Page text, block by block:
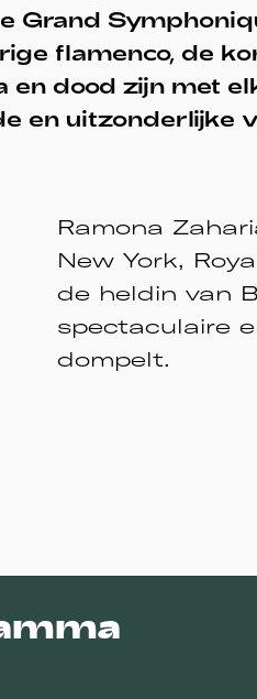
Grand
flamenco, de
en dood zijn met
en uitzonderlijke
Ramona
New York,
de heldin van
spectaculaire
dompelt.